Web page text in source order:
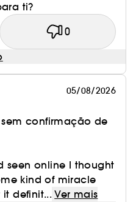
ti?
0
05/08/2026
confirmação de
seen online I thought
kind of miracle
definit... Ver mais